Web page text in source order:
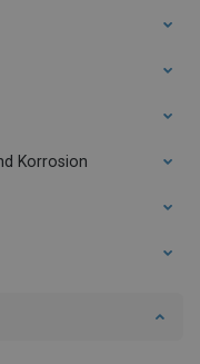
Korrosion